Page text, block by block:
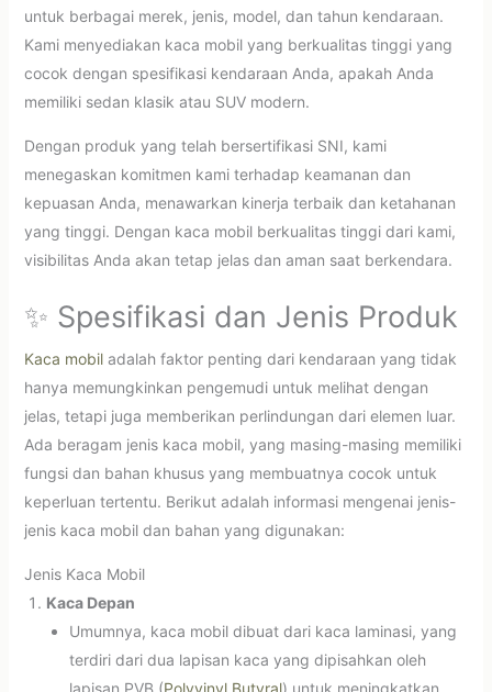
untuk berbagai merek, jenis, model, dan tahun kendaraan.
Kami menyediakan kaca mobil yang berkualitas tinggi yang
cocok dengan spesifikasi kendaraan Anda, apakah Anda
memiliki sedan klasik atau SUV modern.
Dengan produk yang telah bersertifikasi SNI, kami
menegaskan komitmen kami terhadap keamanan dan
kepuasan Anda, menawarkan kinerja terbaik dan ketahanan
yang tinggi. Dengan kaca mobil berkualitas tinggi dari kami,
visibilitas Anda akan tetap jelas dan aman saat berkendara.
✨ Spesifikasi dan Jenis Produk
Kaca mobiladalah faktor penting dari kendaraan yang tidak
hanya memungkinkan pengemudi untuk melihat dengan
jelas, tetapi juga memberikan perlindungan dari elemen luar.
Ada beragam jenis kaca mobil, yang masing-masing memiliki
fungsi dan bahan khusus yang membuatnya cocok untuk
keperluan tertentu. Berikut adalah informasi mengenai jenis-
jenis kaca mobil dan bahan yang digunakan:
Jenis Kaca Mobil
Kaca Depan
Umumnya, kaca mobil dibuat dari kaca laminasi, yang
terdiri dari dua lapisan kaca yang dipisahkan oleh
lapisan PVB (Polyvinyl Butyral) untuk meningkatkan